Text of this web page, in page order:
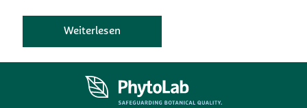
Weiterlesen